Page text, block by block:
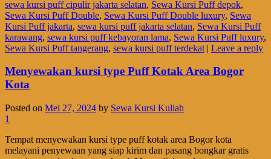
sewa kursi puff cipulir jakarta selatan, Sewa Kursi Puff depok,
Sewa Kursi Puff Double, Sewa Kursi Puff Double luxury, Sewa
Kursi Puff jakarta, sewa kursi puff jakarta selatan, Sewa Kursi Puff
karawang, sewa kursi puff kebayoran lama, Sewa Kursi Puff luxury,
Sewa Kursi Puff tangerang, sewa kursi puff terdekat | Leave a reply
Menyewakan kursi type Puff Kotak Area Bogor
Kota
Posted on Mei 27, 2024 by Sewa Kursi Kuliah
1
Tempat menyewakan kursi type puff kotak area Bogor kota
melayani penyewaan yang siap kirim dan pasang bongkar gratis